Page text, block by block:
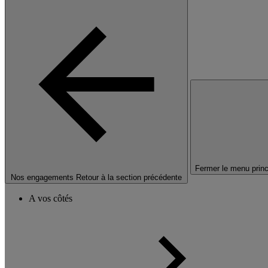
Nos engagements Retour à la section précédente
Fermer le menu
A vos côtés